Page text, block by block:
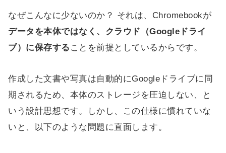
なぜこんなに少ないのか？ それは、Chromebookが
データを本体ではなく、クラウド（Googleドライ
ブ）に保存する ことを前提としているからです。
作成した文書や写真は自動的にGoogleドライブに同
期されるため、本体のストレージを圧迫しない、と
いう設計思想です。しかし、この仕様に慣れていな
いと、以下のような問題に直面します。